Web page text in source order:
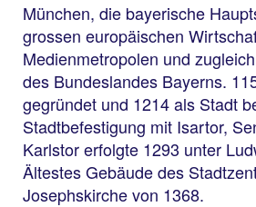
München, die bayerische
grossen europäischen
Medienmetropolen und
des Bundeslandes Bayerns.
gegründet und 1214 als Stadt
Stadtbefestigung mit Isartor,
Karlstor erfolgte 1293 unter
Ältestes Gebäude des
Josephskirche von 1368.